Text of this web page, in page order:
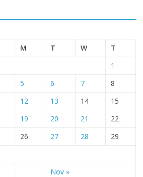
M T W T
Nov »
1
5 6 7
8
12 13 14
15
19 20 21
22
26 27 28
29